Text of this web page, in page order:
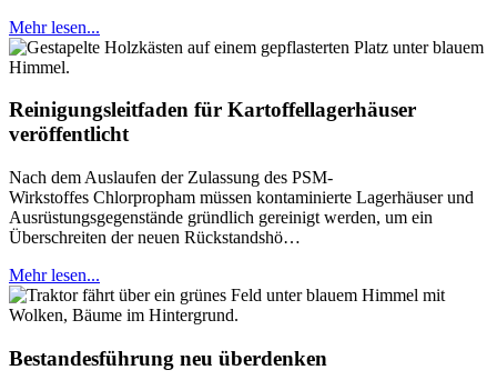
Mehr lesen...
Reinigungsleitfaden für Kartoffellagerhäuser
veröffentlicht
Nach dem Auslaufen der Zulassung des PSM-
Wirkstoffes Chlorpropham müssen kontaminierte Lagerhäuser und
Ausrüstungsgegenstände gründlich gereinigt werden, um ein
Überschreiten der neuen Rückstandshö…
Mehr lesen...
Bestandesführung neu überdenken